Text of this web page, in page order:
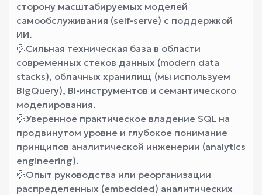
сторону масштабируемых моделей
самообслуживания (self-serve) с поддержкой
ИИ.
💦Сильная техническая база в области
современных стеков данных (modern data
stacks), облачных хранилищ (мы используем
BigQuery), BI-инструментов и семантического
моделирования.
💦Уверенное практическое владение SQL на
продвинутом уровне и глубокое понимание
принципов аналитической инженерии (analytics
engineering).
💦Опыт руководства или реорганизации
распределенных (embedded) аналитических